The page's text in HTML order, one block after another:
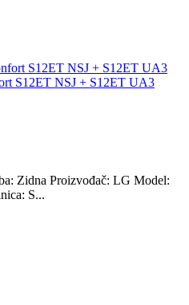
S12ET NSJ + S12ET UA3
Zidna Proizvođač: LG Model:
S...